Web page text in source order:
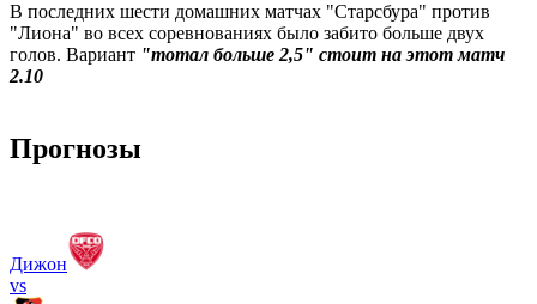
В последних шести домашних матчах "Старсбура" против
"Лиона" во всех соревнованиях было забито больше двух
голов. Вариант "тотал больше 2,5" стоит на этот матч
2.10
Прогнозы
Дижон
vs